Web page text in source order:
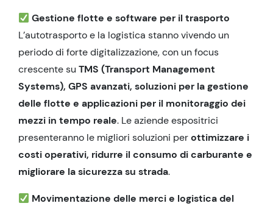
Gestione flotte e software per il trasporto
L’autotrasporto e la logistica stanno vivendo un
periodo di forte digitalizzazione, con un focus
crescente su TMS (Transport Management
Systems), GPS avanzati, soluzioni per la gestione
delle flotte e applicazioni per il monitoraggio dei
mezzi in tempo reale. Le aziende espositrici
presenteranno le migliori soluzioni perottimizzare i
costi operativi, ridurre il consumo di carburante e
migliorare la sicurezza su strada.
Movimentazione delle merci e logistica del